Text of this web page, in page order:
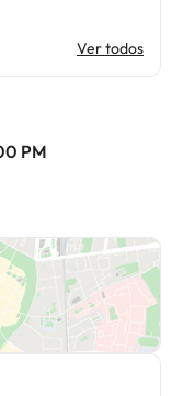
Ver todos
PM